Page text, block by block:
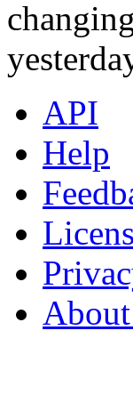
API
Help